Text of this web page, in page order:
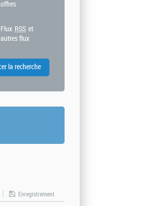
offres
Flux RSS et
autres flux
Enregistrement